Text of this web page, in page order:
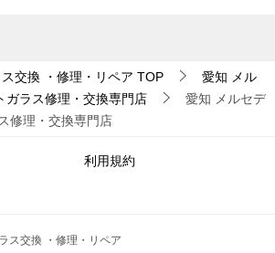
交換 ・修理・リペア TOP
愛知 メル
ガラス修理・交換専門店
愛知 メルセデ
修理・交換専門店
利用規約
ス交換 ・修理・リペア